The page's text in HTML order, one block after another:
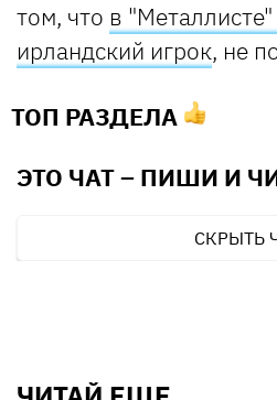
том, что в
ирландский игрок, не
ТОП РАЗДЕЛА
ЭТО ЧАТ – ПИШИ И
СКРЫТЬ